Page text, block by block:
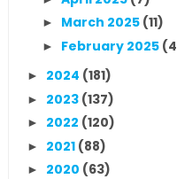
► March 2025 (11)
► February 2025
► 2024 (181)
► 2023 (137)
► 2022 (120)
► 2021 (88)
► 2020 (63)